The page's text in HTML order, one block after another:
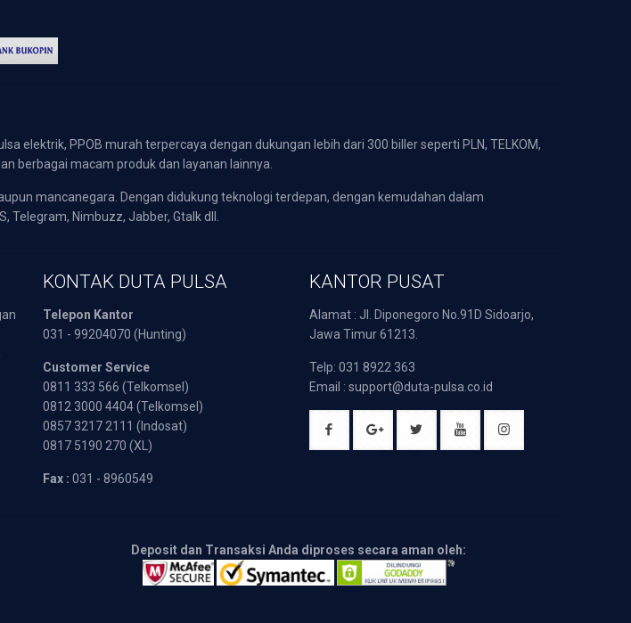
elektrik, PPOB murah terpercaya dengan dukungan lebih dari 300 biller seperti PLN, TELKOM,
berbagai macam produk dan layanan lainnya.
mancanegara. Dengan didukung teknologi terdepan, dengan kemudahan dalam
Telegram, Nimbuzz, Jabber, Gtalk dll.
KONTAK DUTA PULSA
Telepon Kantor
031 - 99204070 (Hunting)
Customer Service
0811 333 566 (Telkomsel)
0812 3000 4404 (Telkomsel)
0857 3217 2111 (Indosat)
0817 5190 270 (XL)
Fax : 031 - 8960549
KANTOR PUSAT
Alamat : Jl. Diponegoro No.91D Sidoarjo,
Jawa Timur 61213.
Telp: 031 8922 363
Email : support@duta-pulsa.co.id
Deposit dan Transaksi Anda diproses secara aman oleh: